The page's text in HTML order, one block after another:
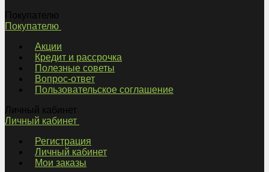
Покупателю
Покупателю
Акции
Кредит и рассрочка
Полезные советы
Вопрос-ответ
Пользовательское соглашение
Личный кабинет
Личный кабинет
Регистрация
Личный кабинет
Мои заказы